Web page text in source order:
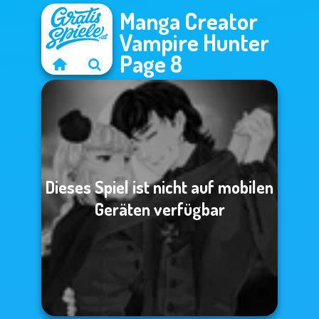
Manga Creator
Vampire Hunter
Page 8
Dieses Spiel ist nicht auf mobilen
Geräten verfügbar